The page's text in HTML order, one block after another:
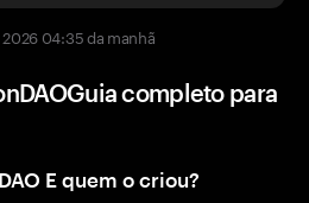
04:35 da manhã
completo para
E quem o criou?